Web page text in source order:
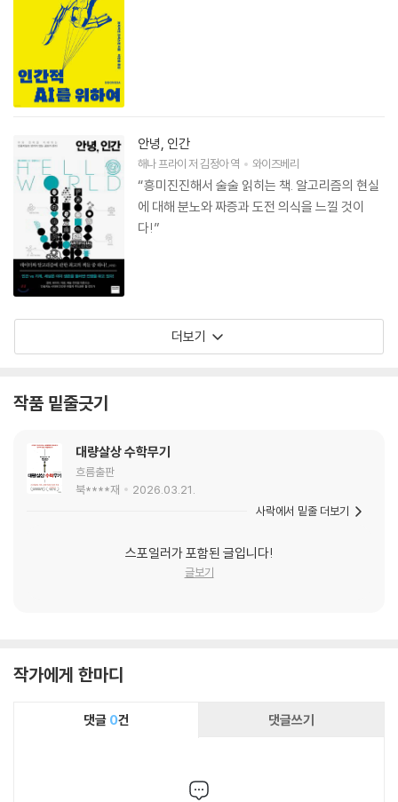
안녕, 인간
해나 프라이저김정아역 와이즈베리
“흥미진진해서 술술 읽히는 책. 알고리즘의 현실
에 대해 분노와 짜증과 도전 의식을 느낄 것이
다!”
더보기
작품 밑줄긋기
대량살상 수학무기
흐름출판
북****재
2026.03.21.
사락에서 밑줄 더보기
스포일러가 포함된 글입니다!
글보기
작가에게 한마디
댓글 0건 댓글쓰기